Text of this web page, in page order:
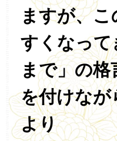
ますが、
すくなって
まで」の
を付けなが
より